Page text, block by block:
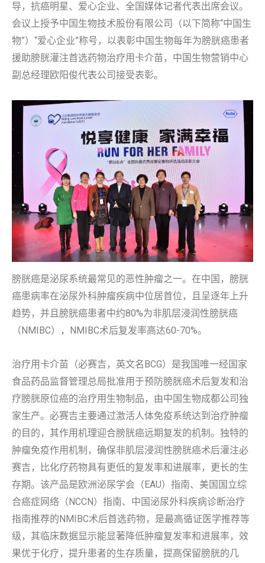
导，抗癌明星、爱心企业、全国媒体记者代表出席会议。
会议上授予中国生物技术股份有限公司（以下简称“中国生
物”）“爱心企业”称号，以表彰中国生物每年为膀胱癌患者
援助膀胱灌注首选药物治疗用卡介苗，中国生物营销中心
副总经理欧阳俊代表公司接受表彰。
膀胱癌是泌尿系统最常见的恶性肿瘤之一。在中国，膀胱
癌患病率在泌尿外科肿瘤疾病中位居首位，且呈逐年上升
趋势，并且膀胱癌患者中约80%为非肌层浸润性膀胱癌
（NMIBC），NMIBC术后复发率高达60-70%。
治疗用卡介苗（必赛吉，英文名BCG）是我国唯一经国家
食品药品监督管理总局批准用于预防膀胱癌术后复发和治
疗膀胱原位癌的治疗用生物制品，由中国生物成都公司独
家生产。必赛吉主要通过激活人体免疫系统达到治疗肿瘤
的目的，其作用机理迎合膀胱癌远期复发的机制。独特的
肿瘤免疫作用机制，确保非肌层浸润性膀胱癌术后灌注必
赛吉，比化疗药物具有更低的复发率和进展率，更长的生
存期。该产品是欧洲泌尿学会（EAU）指南、美国国立综
合癌症网络（NCCN）指南、中国泌尿外科疾病诊断治疗
指南推荐的NMIBC术后首选药物，是最高循证医学推荐等
级，其临床数据显示能显著降低肿瘤复发率和进展率，效
果优于化疗，提升患者的生存质量，提高保留膀胱的几